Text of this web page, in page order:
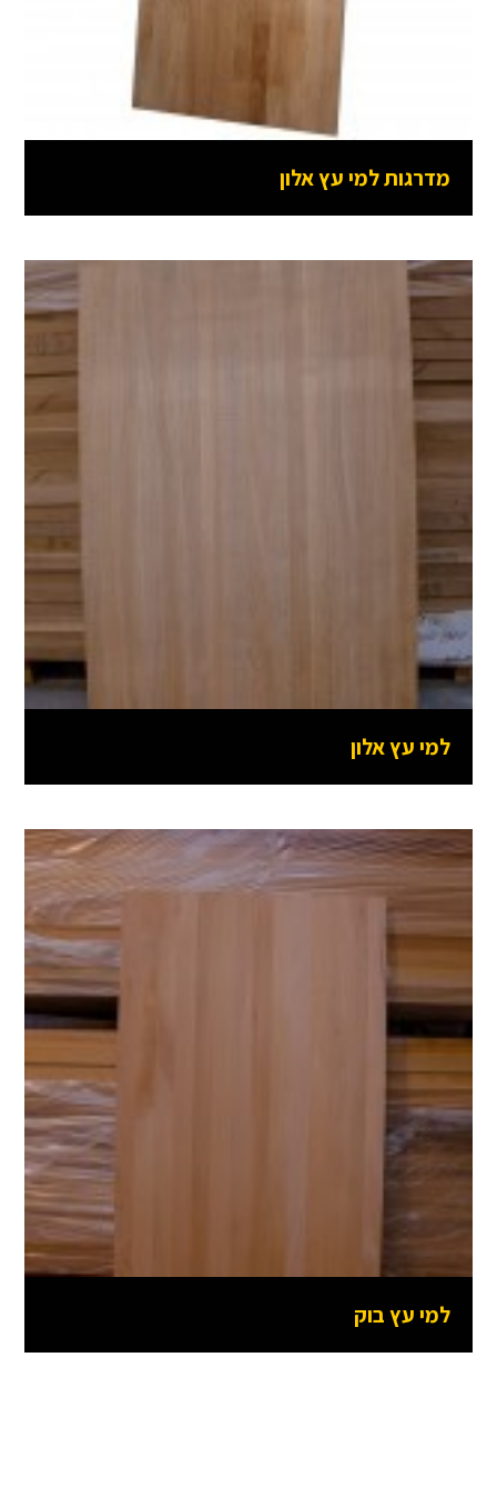
מדרגות למי עץ אלון
למי עץ אלון
למי עץ בוק